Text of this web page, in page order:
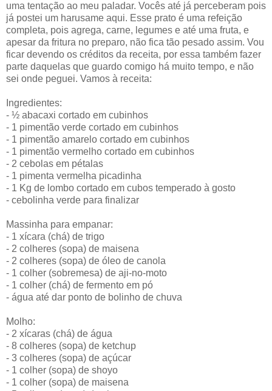
uma tentação ao meu paladar. Vocês até já perceberam pois
já postei um harusame aqui. Esse prato é uma refeição
completa, pois agrega, carne, legumes e até uma fruta, e
apesar da fritura no preparo, não fica tão pesado assim. Vou
ficar devendo os créditos da receita, por essa também fazer
parte daquelas que guardo comigo há muito tempo, e não
sei onde peguei. Vamos à receita:
Ingredientes:
- ½ abacaxi cortado em cubinhos
- 1 pimentão verde cortado em cubinhos
- 1 pimentão amarelo cortado em cubinhos
- 1 pimentão vermelho cortado em cubinhos
- 2 cebolas em pétalas
- 1 pimenta vermelha picadinha
- 1 Kg de lombo cortado em cubos temperado à gosto
- cebolinha verde para finalizar
Massinha para empanar:
- 1 xícara (chá) de trigo
- 2 colheres (sopa) de maisena
- 2 colheres (sopa) de óleo de canola
- 1 colher (sobremesa) de aji-no-moto
- 1 colher (chá) de fermento em pó
- água até dar ponto de bolinho de chuva
Molho:
- 2 xícaras (chá) de água
- 8 colheres (sopa) de ketchup
- 3 colheres (sopa) de açúcar
- 1 colher (sopa) de shoyo
- 1 colher (sopa) de maisena